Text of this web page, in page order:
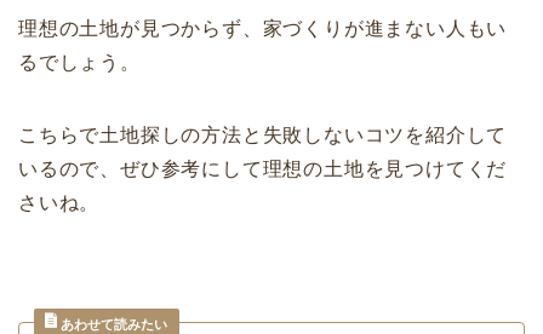
理想の土地が見つからず、家づくりが進まない人もい
るでしょう。
こちらで土地探しの方法と失敗しないコツを紹介して
いるので、ぜひ参考にして理想の土地を見つけてくだ
さいね。